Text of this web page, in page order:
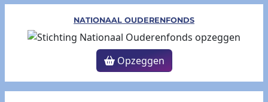
NATIONAAL OUDERENFONDS
Opzeggen